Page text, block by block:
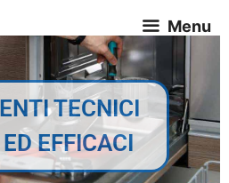
Menu
TECNICI
EFFICACI